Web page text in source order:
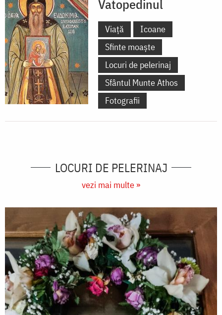
Vatopedinul
Viață
Icoane
Sfinte moaște
Locuri de pelerinaj
Sfântul Munte Athos
Fotografii
LOCURI DE PELERINAJ
vezi mai multe »